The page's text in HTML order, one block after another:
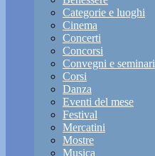
Categorie e luoghi
Cinema
Concerti
Concorsi
Convegni e seminari
Corsi
Danza
Eventi del mese
Festival
Mercatini
Mostre
Musica